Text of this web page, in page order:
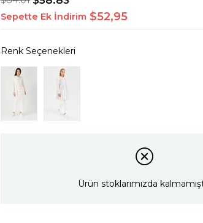
Sepette Ek İndirim $52,95
Ürün stoklarımızda